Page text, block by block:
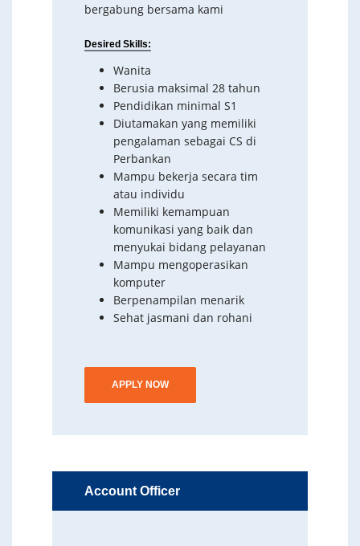
bergabung bersama kami
Desired Skills:
Wanita
Berusia maksimal 28 tahun
Pendidikan minimal S1
Diutamakan yang memiliki
pengalaman sebagai CS di
Perbankan
Mampu bekerja secara tim
atau individu
Memiliki kemampuan
komunikasi yang baik dan
menyukai bidang pelayanan
Mampu mengoperasikan
komputer
Berpenampilan menarik
Sehat jasmani dan rohani
APPLY NOW
Account Officer